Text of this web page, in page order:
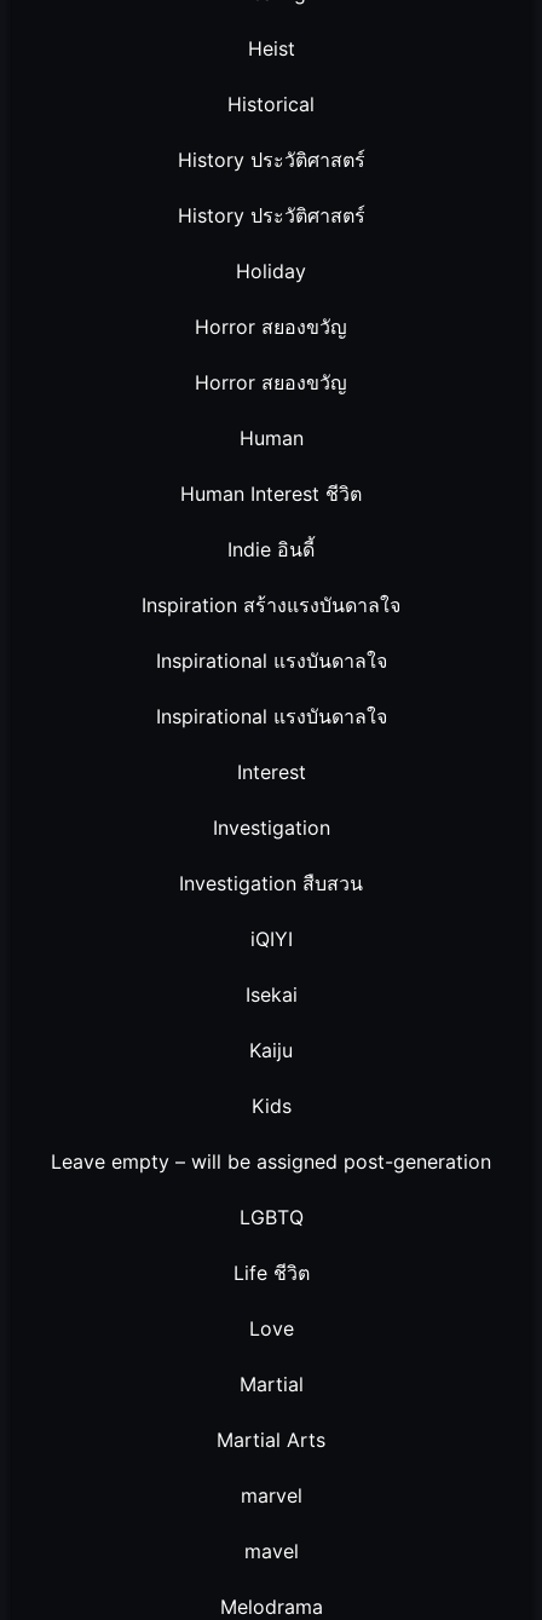
Heist
Historical
History ประวัติศาสตร์
History ประวัติศาสตร์
Holiday
Horror สยองขวัญ
Horror สยองขวัญ
Human
Human Interest ชีวิต
Indie อินดี้
Inspiration สร้างแรงบันดาลใจ
Inspirational แรงบันดาลใจ
Inspirational แรงบันดาลใจ
Interest
Investigation
Investigation สืบสวน
iQIYI
Isekai
Kaiju
Kids
Leave empty – will be assigned post-generation
LGBTQ
Life ชีวิต
Love
Martial
Martial Arts
marvel
mavel
Melodrama